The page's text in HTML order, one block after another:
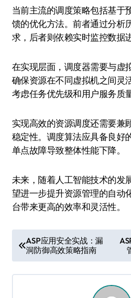
当前主流的调度策略包括基于
馈的优化方法。前者通过分析
求，后者则依赖实时监控数据
在实现层面，调度器需要与虚
确保资源在不同虚拟机之间灵
考虑任务优先级和用户服务质
实现高效的资源调度还需要兼
稳定性。调度算法应具备良好
单点故障导致整体性能下降。
未来，随着人工智能技术的发
望进一步提升资源管理的自动
台带来更高的效率和灵活性。
章
导
ASP应用安全实战：漏
洞防御高效策略指南